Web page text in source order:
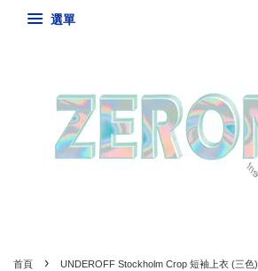
選單
首頁 › UNDEROFF Stockholm Crop 短袖上衣 (三色)